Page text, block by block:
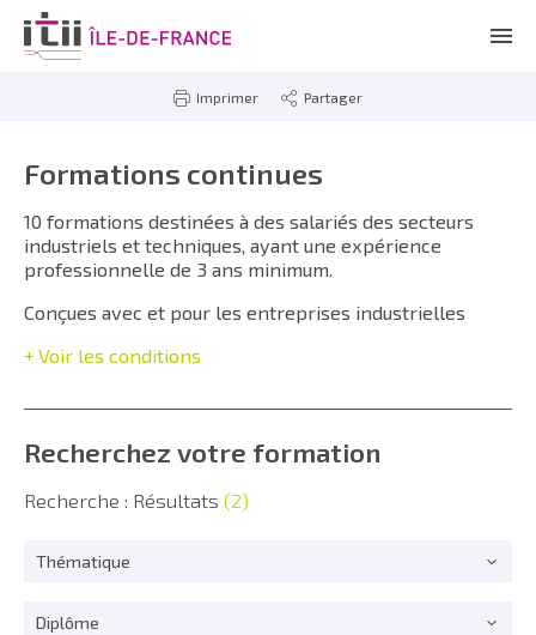
Imprimer Partager
Formations continues
10 formations destinées à des salariés des secteurs
industriels et techniques, ayant une expérience
professionnelle de 3 ans minimum.
Conçues avec et pour les entreprises industrielles
Voir les conditions
Recherchez votre formation
Recherche : Résultats (2)
Thématique
Diplôme